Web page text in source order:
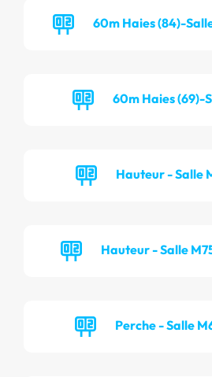
60m Haies (84)-
60m Haies (69)-
Hauteur - Salle
Hauteur - Salle
Perche - Salle